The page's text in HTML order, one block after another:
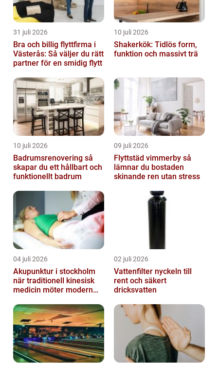
31 juli 2026
Bra och billig flyttfirma i
Västerås: Så väljer du rätt
partner för en smidig flytt
10 juli 2026
Shakerkök: Tidlös form,
funktion och massivt trä
10 juli 2026
Badrumsrenovering så
skapar du ett hållbart och
funktionellt badrum
09 juli 2026
Flyttstäd vimmerby så
lämnar du bostaden
skinande ren utan stress
04 juli 2026
Akupunktur i stockholm
när traditionell kinesisk
medicin möter modern
02 juli 2026
Vattenfilter nyckeln till
rent och säkert
dricksvatten